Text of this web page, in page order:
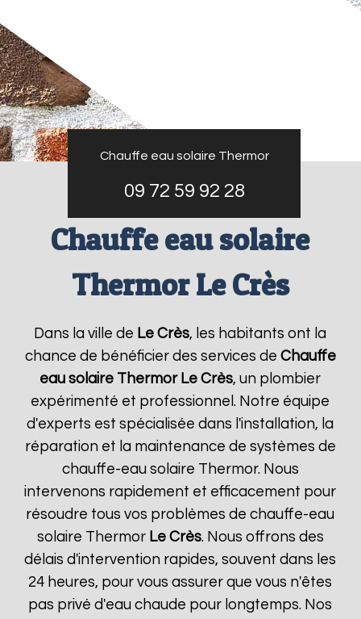
Chauffe eau solaire Thermor
09 72 59 92 28
Chauffe eau solaire
Thermor Le Crès
Dans la ville de Le Crès, les habitants ont la
chance de bénéficier des services de Chauffe
eau solaire Thermor Le Crès, un plombier
expérimenté et professionnel. Notre équipe
d'experts est spécialisée dans l'installation, la
réparation et la maintenance de systèmes de
chauffe-eau solaire Thermor. Nous
intervenons rapidement et efficacement pour
résoudre tous vos problèmes de chauffe-eau
solaire Thermor Le Crès. Nous offrons des
délais d'intervention rapides, souvent dans les
24 heures, pour vous assurer que vous n'êtes
pas privé d'eau chaude pour longtemps. Nos